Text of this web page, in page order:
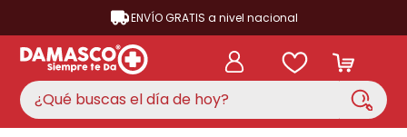
ENVÍO GRATIS a nivel nacional
¿Qué buscas el día de hoy?